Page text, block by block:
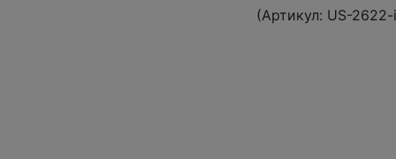
(Артикул: US-